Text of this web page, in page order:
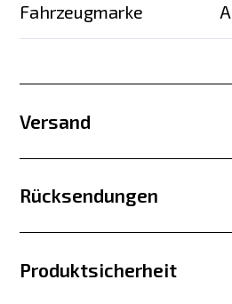
Fahrzeugmarke
Versand
Rücksendungen
Produktsicherheit